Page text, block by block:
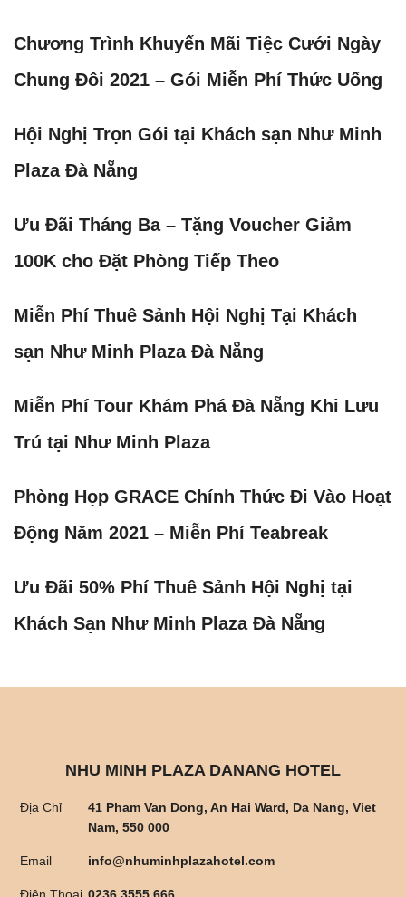
Chương Trình Khuyến Mãi Tiệc Cưới Ngày
Chung Đôi 2021 – Gói Miễn Phí Thức Uống
Hội Nghị Trọn Gói tại Khách sạn Như Minh
Plaza Đà Nẵng
Ưu Đãi Tháng Ba – Tặng Voucher Giảm
100K cho Đặt Phòng Tiếp Theo
Miễn Phí Thuê Sảnh Hội Nghị Tại Khách
sạn Như Minh Plaza Đà Nẵng
Miễn Phí Tour Khám Phá Đà Nẵng Khi Lưu
Trú tại Như Minh Plaza
Phòng Họp GRACE Chính Thức Đi Vào Hoạt
Động Năm 2021 – Miễn Phí Teabreak
Ưu Đãi 50% Phí Thuê Sảnh Hội Nghị tại
Khách Sạn Như Minh Plaza Đà Nẵng
NHU MINH PLAZA DANANG HOTEL
Địa Chỉ
41 Pham Van Dong, An Hai Ward, Da Nang, Viet
Nam, 550 000
Email info@nhuminhplazahotel.com
Điện Thoại 0236 3555 666